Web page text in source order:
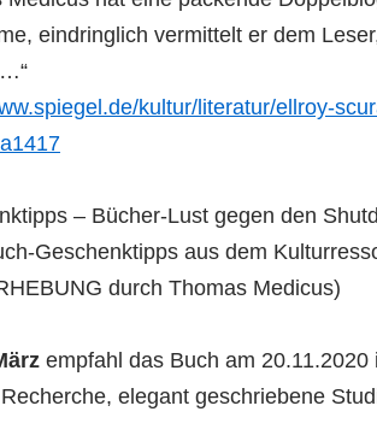
eindringlich vermittelt er dem
kultur/literatur/ellroy-
– Bücher-Lust gegen den
Geschenktipps aus dem
durch Thomas Medicus)
empfahl das Buch am 20.11.2020
elegant geschriebene